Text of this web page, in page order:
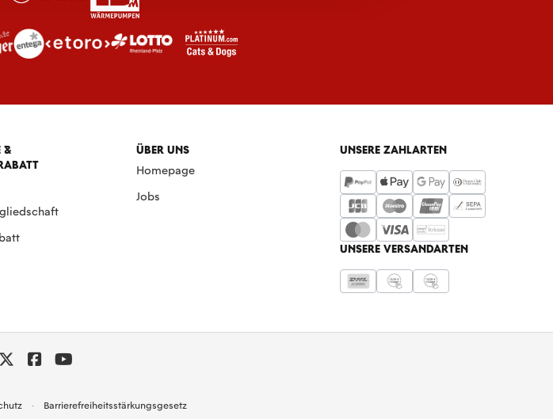
&
ÜBER UNS
Homepage
Jobs
UNSERE ZAHLARTEN
UNSERE VERSANDARTEN
Barrierefreiheitsstärkungsgesetz